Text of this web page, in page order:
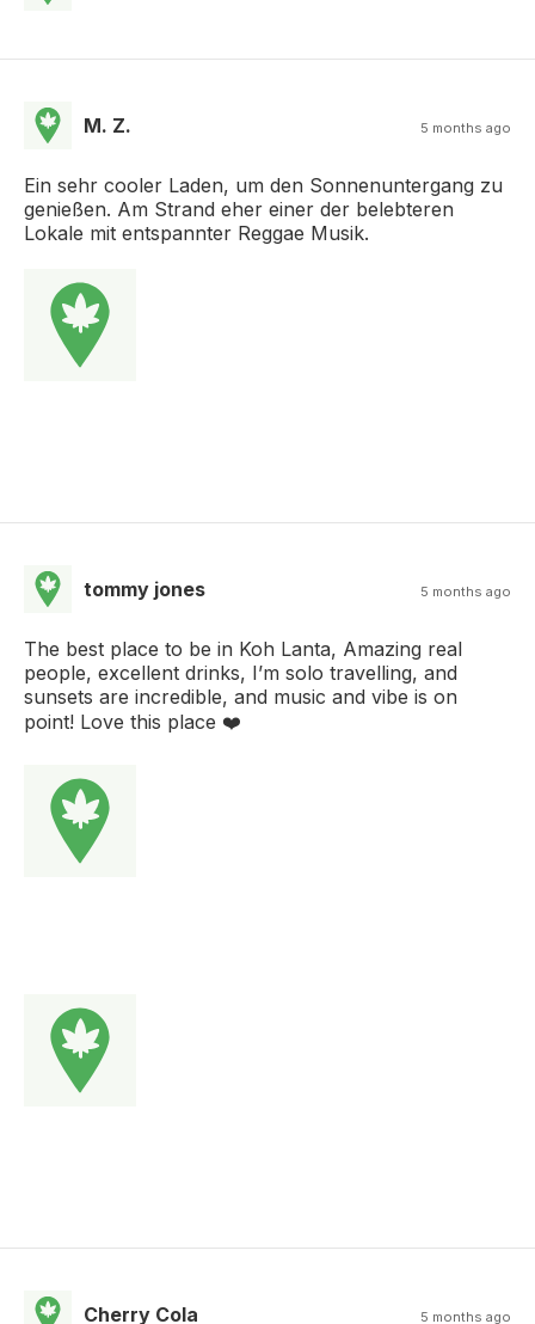
M. Z. 5 months ago
Ein sehr cooler Laden, um den Sonnenuntergang zu
genießen. Am Strand eher einer der belebteren
Lokale mit entspannter Reggae Musik.
tommy jones 5 months ago
The best place to be in Koh Lanta, Amazing real
people, excellent drinks, I’m solo travelling, and
sunsets are incredible, and music and vibe is on
point! Love this place ❤️
Cherry Cola 5 months ago